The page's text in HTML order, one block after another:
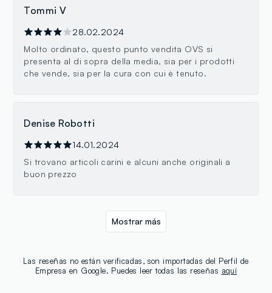
Tommi V
28.02.2024
Molto ordinato, questo punto vendita OVS si
presenta al di sopra della media, sia per i prodotti
che vende, sia per la cura con cui è tenuto.
Denise Robotti
14.01.2024
Si trovano articoli carini e alcuni anche originali a
buon prezzo
Las reseñas no están verificadas, son importadas del Perfil de
Empresa en Google. Puedes leer todas las reseñas aquí
Mostrar más